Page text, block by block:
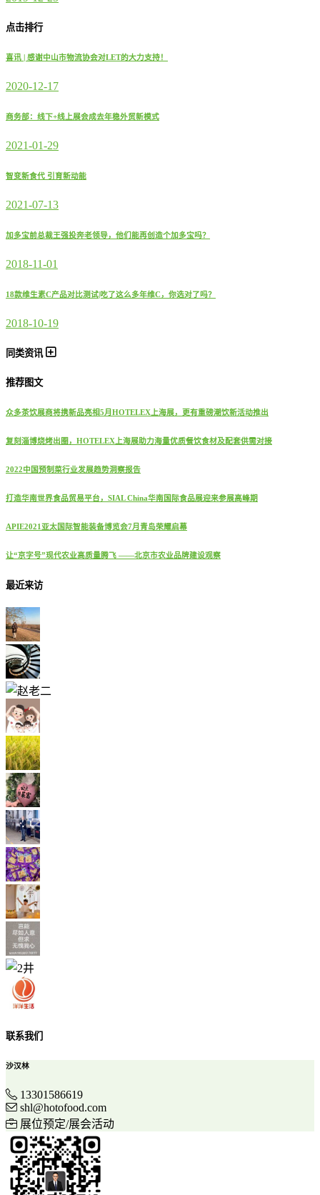
点击排行
喜讯 | 感谢中山市物流协会对LET的大力支持！
2020-12-17
商务部：线下+线上展会成去年稳外贸新模式
2021-01-29
智变新食代 引育新动能
2021-07-13
加多宝前总裁王强投奔老领导，他们能再创造个加多宝吗？
2018-11-01
18款维生素C产品对比测试|吃了这么多年维C，你选对了吗？
2018-10-19
同类资讯
推荐图文
众多茶饮展商将携新品亮相5月HOTELEX上海展，更有重磅潮饮新活动推出
复刻淄博烧烤出圈，HOTELEX上海展助力海量优质餐饮食材及配套供需对接
2022中国预制菜行业发展趋势洞察报告
打造华南世界食品贸易平台，SIAL China华南国际食品展迎来参展高峰期
APIE2021亚太国际智能装备博览会7月青岛荣耀启幕
让“京字号”现代农业高质量腾飞 ——北京市农业品牌建设观察
最近来访
联系我们
沙汉林
13301586619
shl@hotofood.com
展位预定/展会活动